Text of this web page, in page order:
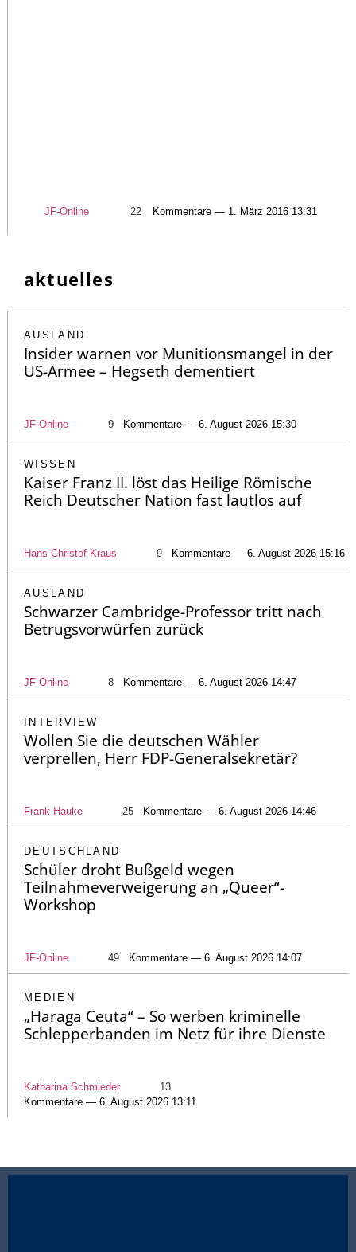
JF-Online 22 Kommentare — 1. März 2016 13:31
aktuelles
AUSLAND
Insider warnen vor Munitionsmangel in der
US-Armee – Hegseth dementiert
JF-Online 9 Kommentare — 6. August 2026 15:30
WISSEN
Kaiser Franz II. löst das Heilige Römische
Reich Deutscher Nation fast lautlos auf
Hans-Christof Kraus 9 Kommentare — 6. August 2026 15:16
AUSLAND
Schwarzer Cambridge-Professor tritt nach
Betrugsvorwürfen zurück
JF-Online 8 Kommentare — 6. August 2026 14:47
INTERVIEW
Wollen Sie die deutschen Wähler
verprellen, Herr FDP-Generalsekretär?
Frank Hauke 25 Kommentare — 6. August 2026 14:46
DEUTSCHLAND
Schüler droht Bußgeld wegen
Teilnahmeverweigerung an „Queer“-
Workshop
JF-Online 49 Kommentare — 6. August 2026 14:07
MEDIEN
„Haraga Ceuta“ – So werben kriminelle
Schlepperbanden im Netz für ihre Dienste
Katharina Schmieder
13
Kommentare — 6. August 2026 13:11